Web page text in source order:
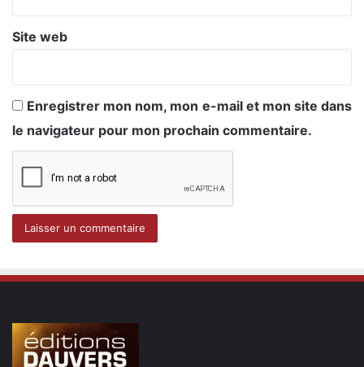
Site web
Enregistrer mon nom, mon e-mail et mon site dans
le navigateur pour mon prochain commentaire.